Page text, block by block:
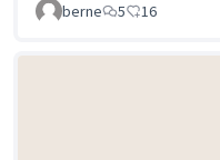
berne 5 16